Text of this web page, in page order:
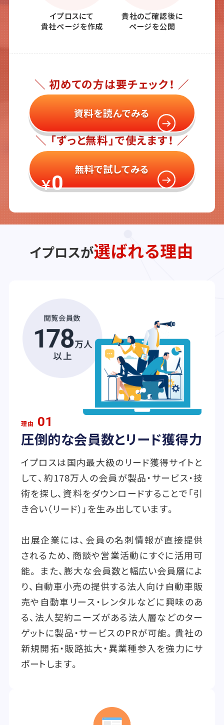
イプロスにて
貴社ページを作成
貴社のご確認後に
ページを公開
＼ 初めての方は要チェック！ ／
資料を読んでみる
＼ 「ずっと無料」で使えます！ ／
￥0
無料で試してみる
イプロスが選ばれる理由
理由 01
圧倒的な会員数とリード獲得力
イプロスは国内最大級のリード獲得サイトと
して、約178万人の会員が製品・サービス・技
術を探し、資料をダウンロードすることで「引
き合い（リード）」を生み出しています。
出展企業には、会員の名刺情報が直接提供
されるため、商談や営業活動にすぐに活用可
能。 また、膨大な会員数と幅広い会員層によ
り、自動車小売の提供する法人向け自動車販
売や自動車リース・レンタルなどに興味のあ
る、法人契約ニーズがある法人層などのター
ゲットに製品・サービスのPRが可能。貴社の
新規開拓・販路拡大・異業種参入を強力にサ
ポートします。